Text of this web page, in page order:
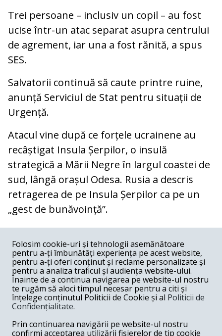
Trei persoane – inclusiv un copil – au fost
ucise într-un atac separat asupra centrului
de agrement, iar una a fost rănită, a spus
SES.
Salvatorii continuă să caute printre ruine,
anunță Serviciul de Stat pentru situații de
Urgență.
Atacul vine după ce forțele ucrainene au
recâștigat Insula Șerpilor, o insulă
strategică a Mării Negre în largul coastei de
sud, lângă orașul Odesa. Rusia a descris
retragerea de pe Insula Șerpilor ca pe un
„gest de bunăvoință”.
COMENTARII
Nume
Email
Folosim cookie-uri și tehnologii asemănătoare
pentru a-ți îmbunătăți experiența pe acest website,
pentru a-ți oferi conținut și reclame personalizate și
pentru a analiza traficul și audiența website-ului.
Înainte de a continua navigarea pe website-ul nostru
te rugăm să aloci timpul necesar pentru a citi și
înțelege conținutul Politicii de Cookie și al Politicii de
Confidențialitate.
Prin continuarea navigării pe website-ul nostru
confirmi acceptarea utilizării fișierelor de tip cookie